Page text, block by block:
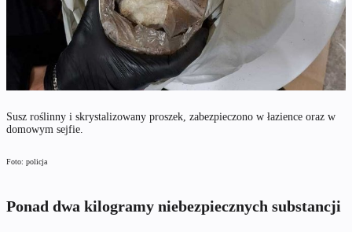
Susz roślinny i skrystalizowany proszek, zabezpieczono w łazience oraz w
domowym sejfie.
Foto: policja
Ponad dwa kilogramy niebezpiecznych substancji